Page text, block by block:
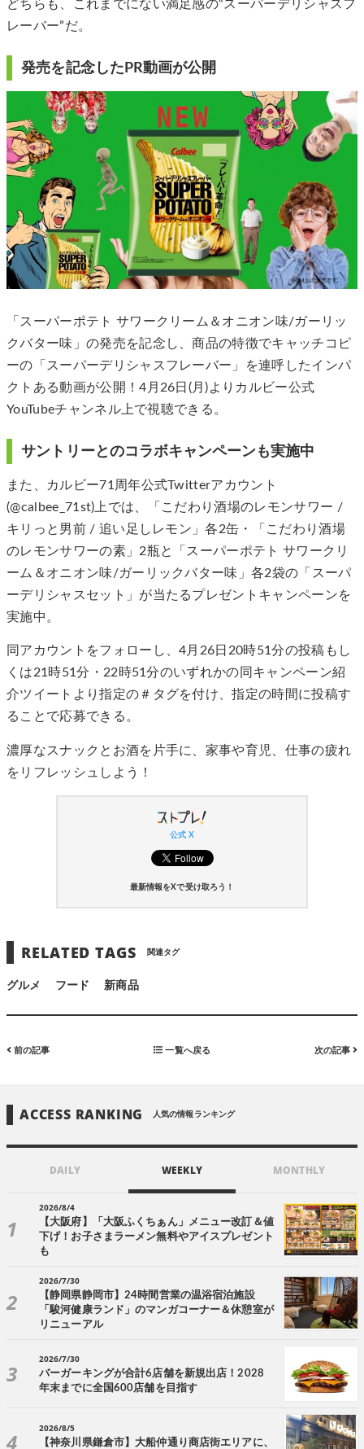
どちらも、これまでにない満足感の“スーパーデリシャスフ
レーバー”だ。
発売を記念したPR動画が公開
「スーパーポテト サワークリーム＆オニオン味/ガーリッ
クバター味」の発売を記念し、商品の特徴でキャッチコピ
ーの「スーパーデリシャスフレーバー」を連呼したインパ
クトある動画が公開！4月26日(月)よりカルビー公式
YouTubeチャンネル上で視聴できる。
サントリーとのコラボキャンペーンも実施中
また、カルビー71周年公式Twitterアカウント
(@calbee_71st)上では、「こだわり酒場のレモンサワー /
キリっと男前 / 追い足しレモン」各2缶・「こだわり酒場
のレモンサワーの素」2瓶と「スーパーポテト サワークリ
ーム＆オニオン味/ガーリックバター味」各2袋の「スーパ
ーデリシャスセット」が当たるプレゼントキャンペーンを
実施中。
同アカウントをフォローし、4月26日20時51分の投稿もし
くは21時51分・22時51分のいずれかの同キャンペーン紹
介ツイートより指定の＃タグを付け、指定の時間に投稿す
ることで応募できる。
濃厚なスナックとお酒を片手に、家事や育児、仕事の疲れ
をリフレッシュしよう！
公式 X
最新情報をXで受け取ろう！
RELATED TAGS 関連タグ
グルメ フード 新商品
前の記事 一覧へ戻る 次の記事
ACCESS RANKING 人気の情報ランキング
DAILY WEEKLY MONTHLY
2026/8/4
【大阪府】「大阪ふくちぁん」メニュー改訂＆値
下げ！お子さまラーメン無料やアイスプレゼント
も
2026/7/30
【静岡県静岡市】24時間営業の温浴宿泊施設
「駿河健康ランド」のマンガコーナー＆休憩室が
リニューアル
2026/7/30
バーガーキングが合計6店舗を新規出店！2028
年末までに全国600店舗を目指す
2026/8/5
【神奈川県鎌倉市】大船仲通り商店街エリアに、